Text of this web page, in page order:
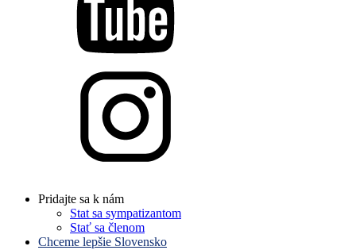
Pridajte sa k nám
Stat sa sympatizantom
Stať sa členom
Chceme lepšie Slovensko